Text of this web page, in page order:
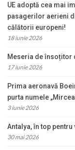
UE adoptă cea mai
pasagerilor aerieni
călătorii europeni!
18 iunie 2026
Meseria de însoțitor
17 iunie 2026
Prima aeronavă
purta numele
3 iunie 2026
Antalya, în top
30 mai 2026